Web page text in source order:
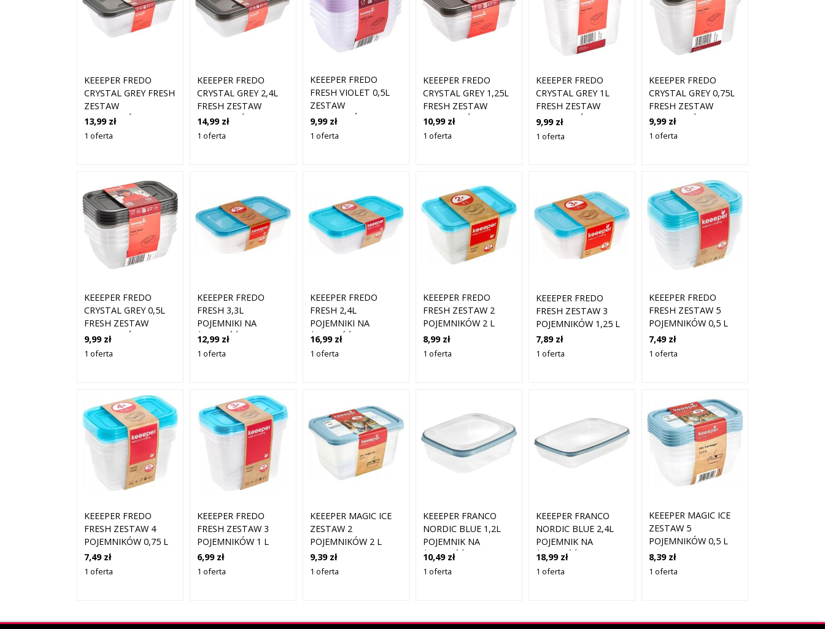
KEEEPER FREDO
CRYSTAL GREY FRESH
ZESTAW
POJEMNIKÓW NA
ŻYWNOŚĆ 2 SZTUKI
13,99 zł
1 oferta
KEEEPER FREDO
CRYSTAL GREY 2,4L
FRESH ZESTAW
POJEMNIKÓW NA
ŻYWNOŚĆ 3 SZTUKI
14,99 zł
1 oferta
KEEEPER FREDO
FRESH VIOLET 0,5L
ZESTAW
POJEMNIKÓW NA
ŻYWNOŚĆ 5 SZTUK
9,99 zł
1 oferta
KEEEPER FREDO
CRYSTAL GREY 1,25L
FRESH ZESTAW
POJEMNIKÓW NA
ŻYWNOŚĆ 3 SZTUKI
10,99 zł
1 oferta
KEEEPER FREDO
CRYSTAL GREY 1L
FRESH ZESTAW
POJEMNIKÓW NA
ŻYWNOŚĆ 3 SZTUKI
9,99 zł
1 oferta
KEEEPER FREDO
CRYSTAL GREY 0,75L
FRESH ZESTAW
POJEMNIKÓW NA
ŻYWNOŚĆ 4 SZTUKI
9,99 zł
1 oferta
KEEEPER FREDO
CRYSTAL GREY 0,5L
FRESH ZESTAW
POJEMNIKÓW NA
ŻYWNOŚĆ 5 SZTUK
9,99 zł
1 oferta
KEEEPER FREDO
FRESH 3,3L
POJEMNIKI NA
ŻYWNOŚĆ 2 SZTUKI
12,99 zł
1 oferta
KEEEPER FREDO
FRESH 2,4L
POJEMNIKI NA
ŻYWNOŚĆ 3 SZTUKI
16,99 zł
1 oferta
KEEEPER FREDO
FRESH ZESTAW 2
POJEMNIKÓW 2 L
8,99 zł
1 oferta
KEEEPER FREDO
FRESH ZESTAW 3
POJEMNIKÓW 1,25 L
7,89 zł
1 oferta
KEEEPER FREDO
FRESH ZESTAW 5
POJEMNIKÓW 0,5 L
7,49 zł
1 oferta
KEEEPER FREDO
FRESH ZESTAW 4
POJEMNIKÓW 0,75 L
7,49 zł
1 oferta
KEEEPER FREDO
FRESH ZESTAW 3
POJEMNIKÓW 1 L
6,99 zł
1 oferta
KEEEPER MAGIC ICE
ZESTAW 2
POJEMNIKÓW 2 L
9,39 zł
1 oferta
KEEEPER FRANCO
NORDIC BLUE 1,2L
POJEMNIK NA
ŻYWNOŚĆ 1 SZTUKA
10,49 zł
1 oferta
KEEEPER FRANCO
NORDIC BLUE 2,4L
POJEMNIK NA
ŻYWNOŚĆ
PROSTOKĄTNY 1
18,99 zł
1 oferta
KEEEPER MAGIC ICE
ZESTAW 5
POJEMNIKÓW 0,5 L
8,39 zł
1 oferta